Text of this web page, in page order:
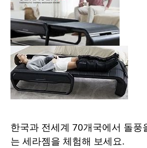
한국과 전세계 70개국에서 돌풍
는 세라젬을 체험해 보세요.